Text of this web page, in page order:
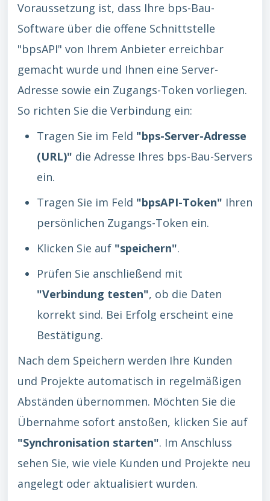
Voraussetzung ist, dass Ihre bps-Bau-
Software über die offene Schnittstelle
"bpsAPI" von Ihrem Anbieter erreichbar
gemacht wurde und Ihnen eine Server-
Adresse sowie ein Zugangs-Token vorliegen.
So richten Sie die Verbindung ein:
Tragen Sie im Feld "bps-Server-Adresse
(URL)" die Adresse Ihres bps-Bau-Servers
ein.
Tragen Sie im Feld "bpsAPI-Token" Ihren
persönlichen Zugangs-Token ein.
Klicken Sie auf "speichern".
Prüfen Sie anschließend mit
"Verbindung testen", ob die Daten
korrekt sind. Bei Erfolg erscheint eine
Bestätigung.
Nach dem Speichern werden Ihre Kunden
und Projekte automatisch in regelmäßigen
Abständen übernommen. Möchten Sie die
Übernahme sofort anstoßen, klicken Sie auf
"Synchronisation starten". Im Anschluss
sehen Sie, wie viele Kunden und Projekte neu
angelegt oder aktualisiert wurden.